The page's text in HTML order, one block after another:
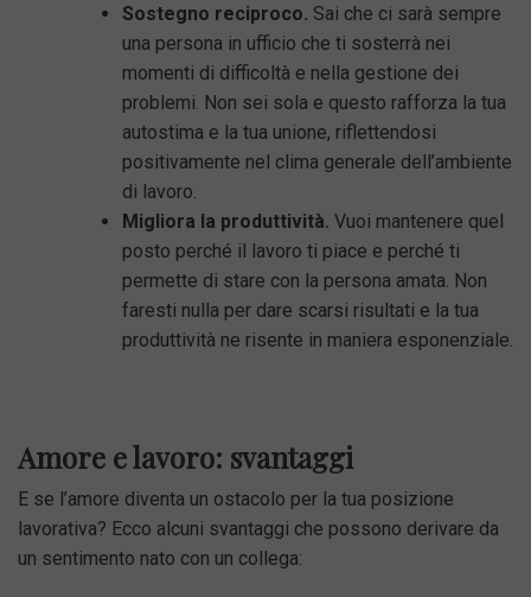
Sostegno reciproco. Sai che ci sarà sempre
una persona in ufficio che ti sosterrà nei
momenti di difficoltà e nella gestione dei
problemi. Non sei sola e questo rafforza la tua
autostima e la tua unione, riflettendosi
positivamente nel clima generale dell’ambiente
di lavoro.
Migliora la produttività. Vuoi mantenere quel
posto perché il lavoro ti piace e perché ti
permette di stare con la persona amata. Non
faresti nulla per dare scarsi risultati e la tua
produttività ne risente in maniera esponenziale.
Amore e lavoro: svantaggi
E se l’amore diventa un ostacolo per la tua posizione
lavorativa? Ecco alcuni svantaggi che possono derivare da
un sentimento nato con un collega: